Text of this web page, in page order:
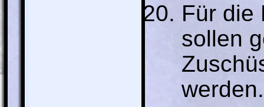
Für die
sollen
werden.